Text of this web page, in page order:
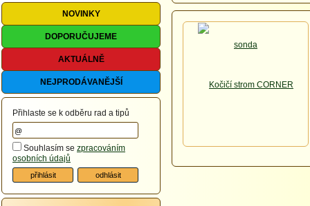
NOVINKY
DOPORUČUJEME
AKTUÁLNĚ
NEJPRODÁVANĚJŠÍ
Přihlaste se k odběru rad a tipů
Souhlasím se zpracováním
osobních údajů